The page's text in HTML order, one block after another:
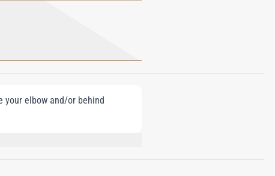
your elbow and/or behind
ALCOHOL, TRIS
82% VOL.